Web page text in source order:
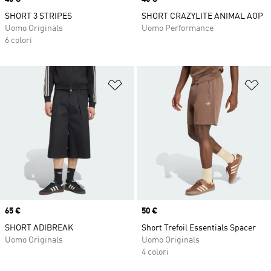
SHORT 3 STRIPES
Uomo Originals
6 colori
SHORT CRAZYLITE ANIMAL AOP
Uomo Performance
Aggiungi alla lista dei desideri
Price
65 €
SHORT ADIBREAK
Uomo Originals
Price
50 €
Short Trefoil Essentials Spacer
Uomo Originals
4 colori